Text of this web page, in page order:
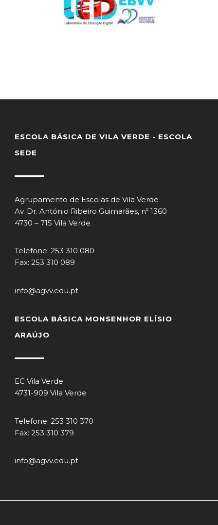
ESCOLA BÁSICA DE VILA VERDE - ESCOLA
SEDE
Agrupamento de Escolas de Vila Verde
Av. Dr. António Ribeiro Guimarães, nº 1360
4730 – 715 Vila Verde
Telefone: 253 310 080
Fax: 253 310 089
info@agvv.edu.pt
ESCOLA BÁSICA MONSENHOR ELÍSIO
ARAÚJO
EC Vila Verde
4731-909 Vila Verde
Telefone: 253 310 370
Fax: 253 310 379
info@agvv.edu.pt